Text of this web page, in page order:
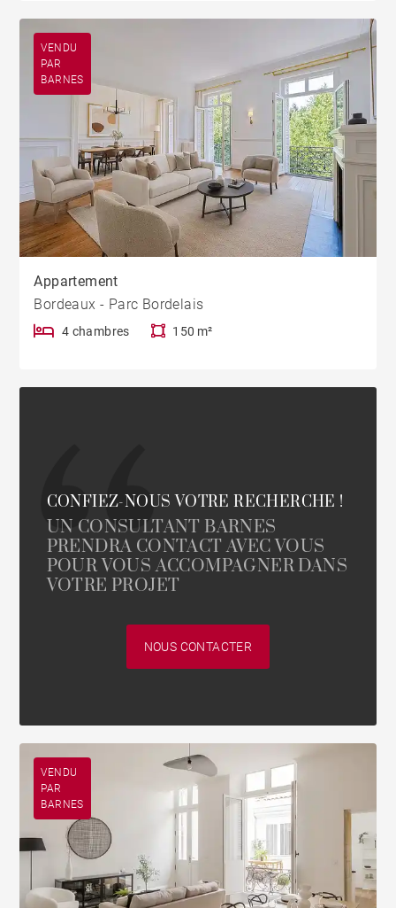
VENDU
PAR
BARNES
Appartement
Bordeaux - Parc Bordelais
4 chambres 150 m²
CONFIEZ-NOUS VOTRE RECHERCHE !
UN CONSULTANT BARNES
PRENDRA CONTACT AVEC VOUS
POUR VOUS ACCOMPAGNER DANS
VOTRE PROJET
NOUS CONTACTER
VENDU
PAR
BARNES